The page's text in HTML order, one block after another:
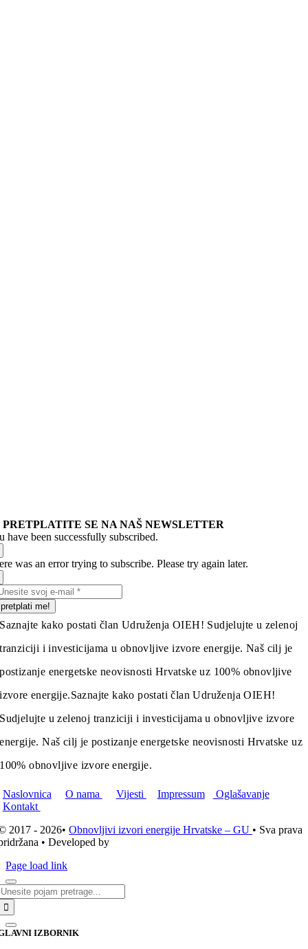
PRETPLATITE SE NA NAŠ NEWSLETTER
have been successfully subscribed.
was an error trying to subscribe. Please try again later.
pretplati me!
Saznajte kako postati član Udruženja OIEH! Sudjelujte u zelenoj
tranziciji i investicijama u obnovljive izvore energije. Naš cilj je
postizanje energetske neovisnosti Hrvatske uz 100% obnovljive
izvore energije.Saznajte kako postati član Udruženja OIEH!
Sudjelujte u zelenoj tranziciji i investicijama u obnovljive izvore
energije. Naš cilj je postizanje energetske neovisnosti Hrvatske uz
100% obnovljive izvore energije.
Naslovnica O nama Vijesti Impressum
Oglašavanje
Kontakt
2017 - 2026•Obnovljivi izvori energije Hrvatske – GU • Sva prava
• Developed by
Page load link
IZBORNIK